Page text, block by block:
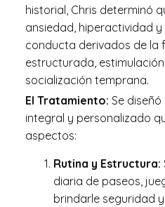
historial Chris determinó
ansiedad, hiperactividad y
conducta derivados de la
estructurada,
socialización temprana.
El Tratamiento: Se
integral y personalizado
aspectos:
Rutina y Estructura:
diaria de paseos,
brindarle seguridad